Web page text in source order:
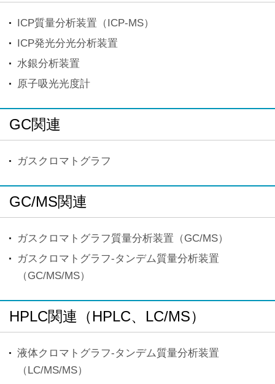
ICP質量分析装置（ICP-MS）
ICP発光分光分析装置
水銀分析装置
原子吸光光度計
GC関連
ガスクロマトグラフ
GC/MS関連
ガスクロマトグラフ質量分析装置（GC/MS）
ガスクロマトグラフ-タンデム質量分析装置
（GC/MS/MS）
HPLC関連（HPLC、LC/MS）
液体クロマトグラフ-タンデム質量分析装置
（LC/MS/MS）